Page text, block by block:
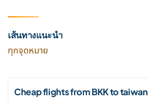
เส้นทางแนะนำ
ทุกจุดหมาย
Cheap flights from BKK to taiwan